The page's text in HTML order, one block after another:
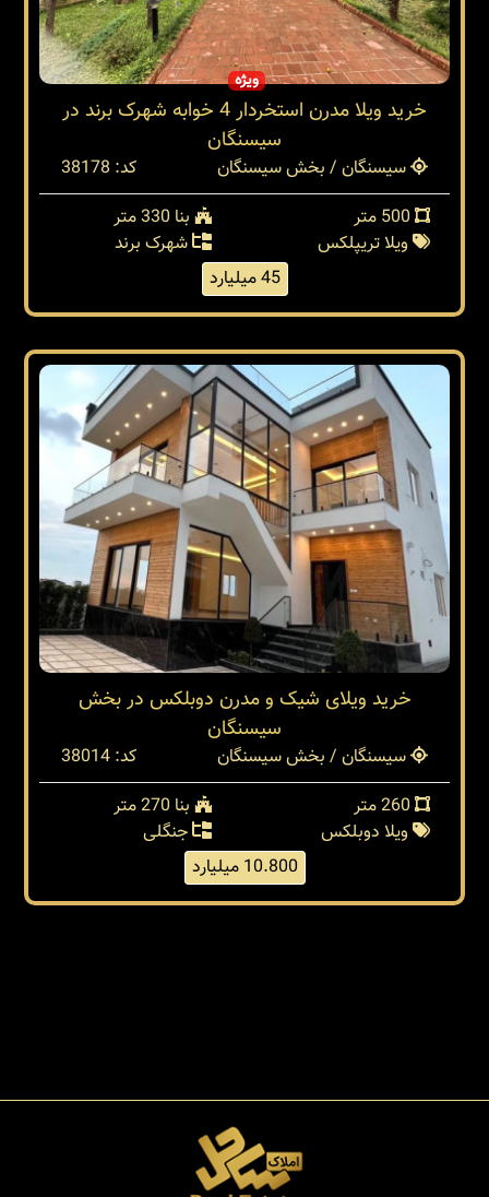
ویژه
خرید ویلا مدرن استخردار 4 خوابه شهرک برند در
سیسنگان
سیسنگان / بخش سیسنگان
کد: 38178
بنا 330 متر
ویلا تریپلکس
شهرک برند
45 میلیارد
خرید ویلای شیک و مدرن دوبلکس در بخش
سیسنگان
سیسنگان / بخش سیسنگان
کد: 38014
بنا 270 متر
ویلا دوبلکس
جنگلی
10.800 میلیارد